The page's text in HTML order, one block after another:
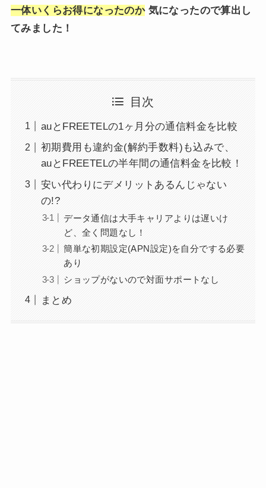
一体いくらお得になったのか気になったので算出し
てみました！
目次
auとFREETELの1ヶ月分の通信料金を比較
初期費用も違約金(解約手数料)も込みで、
auとFREETELの半年間の通信料金を比較！
安い代わりにデメリットあるんじゃない
の!?
データ通信は大手キャリアよりは遅いけ
ど、全く問題なし！
簡単な初期設定(APN設定)を自分でする必要
あり
ショップがないので対面サポートなし
まとめ